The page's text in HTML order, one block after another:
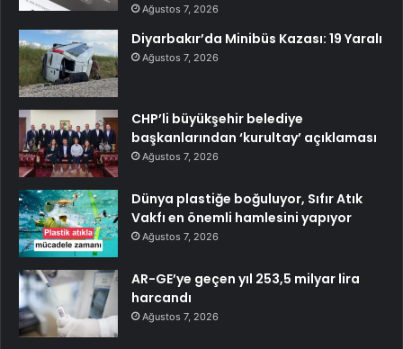
Ağustos 7, 2026
Diyarbakır’da Minibüs Kazası: 19 Yaralı
Ağustos 7, 2026
CHP’li büyükşehir belediye
başkanlarından ‘kurultay’ açıklaması
Ağustos 7, 2026
Dünya plastiğe boğuluyor, Sıfır Atık
Vakfı en önemli hamlesini yapıyor
Ağustos 7, 2026
AR-GE’ye geçen yıl 253,5 milyar lira
harcandı
Ağustos 7, 2026